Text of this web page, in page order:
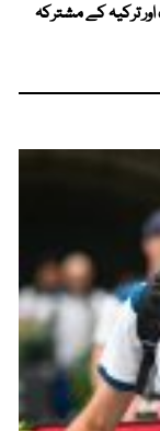
ترکیہ کے مشترکہ